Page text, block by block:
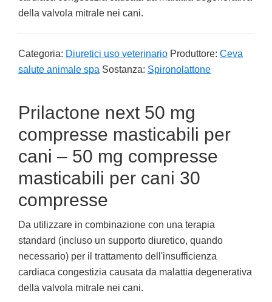
della valvola mitrale nei cani.
Categoria: Diuretici uso veterinario Produttore: Ceva
salute animale spa Sostanza: Spironolattone
Prilactone next 50 mg
compresse masticabili per
cani – 50 mg compresse
masticabili per cani 30
compresse
Da utilizzare in combinazione con una terapia
standard (incluso un supporto diuretico, quando
necessario) per il trattamento dell'insufficienza
cardiaca congestizia causata da malattia degenerativa
della valvola mitrale nei cani.